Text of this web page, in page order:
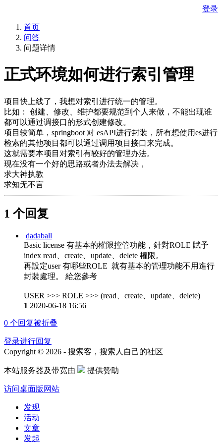
登录
首页
问答
问题详情
正式环境如何进行索引管理
项目快上线了，我想对索引进行统一的管理。
比如： 创建、修改、维护都要规范到个人来做，不能出现谁
都可以通过调接口的形式创建修改。
项目较简单，springboot 对 esAPI进行封装，所有想使用es进行
检索的其他项目都可以通过调用项目接口来完成。
这就需要本项目对索引有较好的管理办法。
现在没有一个好的思路或者办法去解决，
求大神执教
求知无不言
1 个回复
dadaball
Basic license 有基本的權限控管功能，針對ROLE 賦予
index read、create、update、delete 權限。
再設定user 有哪些ROLE 就有基本的管理功能不用進行
封裝處理。 給您參考
USER >>> ROLE >>> (read、create、update、delete)
1 2020-06-18 16:56
0 个回复被折叠
登录进行回复
Copyright © 2026 - 搜索客，搜索人自己的社区
本站服务器及带宽由 提供赞助
访问桌面版网站
发现
活动
文章
发起